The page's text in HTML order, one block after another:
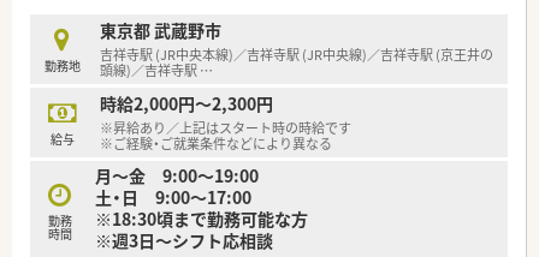
■調剤未経験の方もご相談可能です。
＼ どの店舗も雰囲気◎ ／
■平均年齢は30代半ばと、若手が中心となり幅広い年代の方が
活躍しています。
■人間関係の良さが自慢で、他店舗の人とも仲が良く協力体制は
整っておりますよ。
■調剤未経験者の方でもしっかりと教えて頂けるので、意欲のあ
る人は大歓迎です。
＼ 店舗配属について ／
勤務地
東京都 武蔵野市
吉祥寺駅 (JR中央本線)／吉祥寺駅 (JR中央線)／吉祥寺駅 (京王井の
頭線)／吉祥寺駅 …
給与
時給2,000円～2,300円
※昇給あり／上記はスタート時の時給です
※ご経験・ご就業条件などにより異なる
勤務
時間
月～金 9:00～19:00
土・日 9:00～17:00
※18:30頃まで勤務可能な方
※週3日～シフト応相談